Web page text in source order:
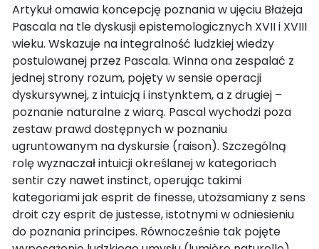
Artykuł omawia koncepcję poznania w ujęciu Błażeja
Pascala na tle dyskusji epistemologicznych XVII i XVIII
wieku. Wskazuje na integralność ludzkiej wiedzy
postulowanej przez Pascala. Winna ona zespalać z
jednej strony rozum, pojęty w sensie operacji
dyskursywnej, z intuicją i instynktem, a z drugiej –
poznanie naturalne z wiarą. Pascal wychodzi poza
zestaw prawd dostępnych w poznaniu
ugruntowanym na dyskursie (raison). Szczególną
rolę wyznaczał intuicji określanej w kategoriach
sentir czy nawet instinct, operując takimi
kategoriami jak esprit de finesse, utożsamiany z sens
droit czy esprit de justesse, istotnymi w odniesieniu
do poznania principes. Równocześnie tak pojęte